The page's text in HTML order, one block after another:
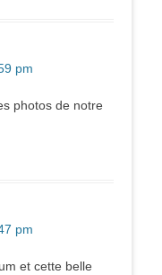
pm
photos de notre
pm
et cette belle